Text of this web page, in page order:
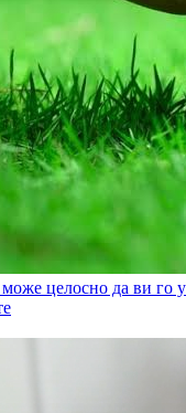
целосно да ви го